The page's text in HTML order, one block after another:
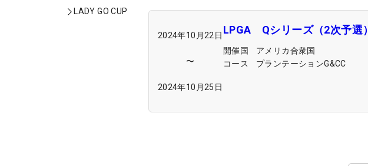
LADY GO CUP
2024年10月22日
〜
2024年10月25日
LPGA Qシリーズ（2次予選）
開催国
アメリカ合衆国
コース
プランテーションG&CC